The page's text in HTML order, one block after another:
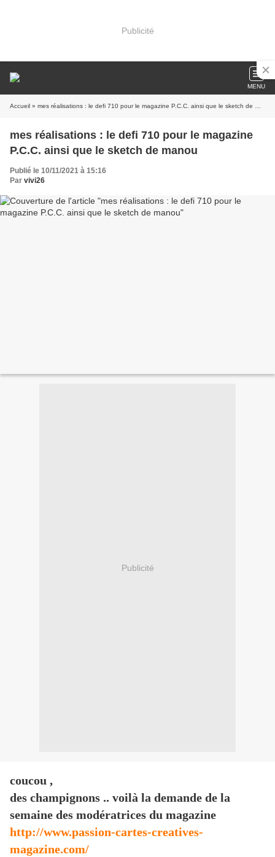
Publicité
MENU
Accueil » mes réalisations : le defi 710 pour le magazine P.C.C. ainsi que le sketch de manou
mes réalisations : le defi 710 pour le magazine
P.C.C. ainsi que le sketch de manou
Publié le 10/11/2021 à 15:16
Par vivi26
Publicité
coucou ,
des champignons .. voilà la demande de la
semaine des modératrices du magazine
http://www.passion-cartes-creatives-
magazine.com/